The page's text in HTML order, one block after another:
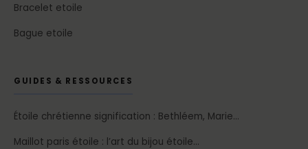
Bracelet etoile
Bague etoile
GUIDES & RESSOURCES
Étoile chrétienne signification : Bethléem, Marie…
Maillot paris étoile : l’art du bijou étoile…